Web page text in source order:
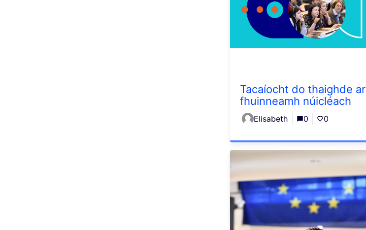
Tacaíocht do thaighde ar
fhuinneamh núicléach
Elisabeth 0 0